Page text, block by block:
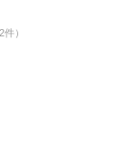
）